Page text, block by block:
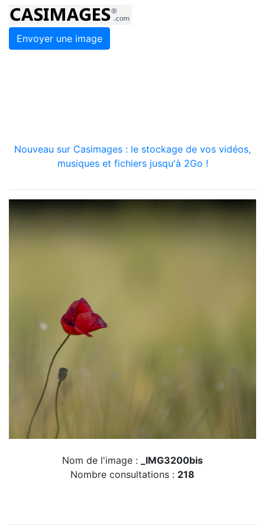
Envoyer une image
Nouveau sur Casimages : le stockage de vos vidéos,
musiques et fichiers jusqu'à 2Go !
Nom de l'image :
_IMG3200bis
Nombre consultations : 218